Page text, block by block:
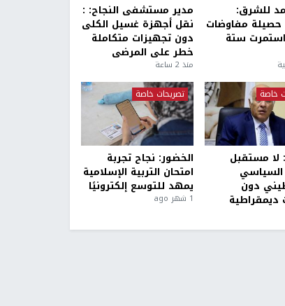
للشرق:
حصيلة مفاوضات
ستة
مدير مستشفى النجاح: :
نقل أجهزة غسيل الكلى
دون تجهيزات متكاملة
خطر على المرضى
منذ 2 ساعة
خاصة
لا مستقبل
السياسي
دون
ديمقراطية
تصريحات خاصة
الخضور: نجاح تجربة
امتحان التربية الإسلامية
يمهد للتوسع إلكترونيًا
1 شهر ago